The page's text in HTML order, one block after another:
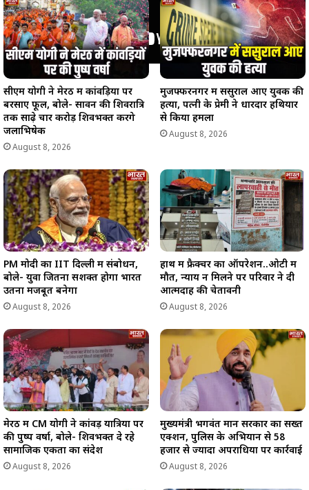
सीएम योगी ने मेरठ में कांवड़ियों पर
बरसाए फूल, बोले- सावन की शिवरात्रि
तक साढ़े चार करोड़ शिवभक्त करेंगे
जलाभिषेक
August 8, 2026
मुजफ्फरनगर में ससुराल आए युवक की
हत्या, पत्नी के प्रेमी ने धारदार हथियार
से किया हमला
August 8, 2026
PM मोदी का IIT दिल्ली में संबोधन,
बोले- युवा जितना सशक्त होगा भारत
उतना मजबूत बनेगा
August 8, 2026
हाथ में फ्रैक्चर का ऑपरेशन..ओटी में
मौत, न्याय न मिलने पर परिवार ने दी
आत्मदाह की चेतावनी
August 8, 2026
मेरठ में CM योगी ने कांवड़ यात्रियों पर
की पुष्प वर्षा, बोले- शिवभक्त दे रहे
सामाजिक एकता का संदेश
August 8, 2026
मुख्यमंत्री भगवंत मान सरकार का सख्त
एक्शन, पुलिस के अभियान से 58
हजार से ज्यादा अपराधियों पर कार्रवाई
August 8, 2026